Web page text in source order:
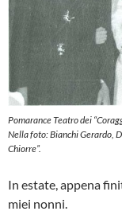
Pomarance Teatro dei
Nella foto: Bianchi Gerardo,
Chiorre”.
In estate, appena
miei nonni.